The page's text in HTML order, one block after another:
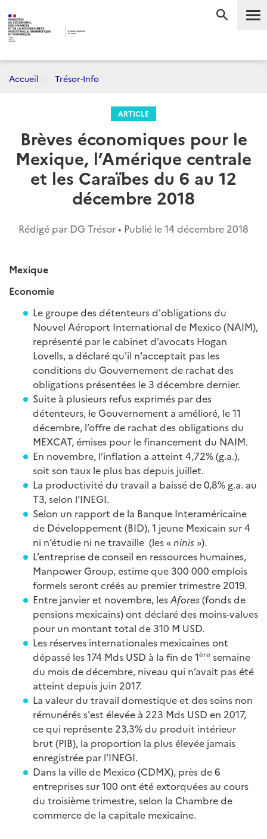
Accueil Trésor-Info
ARTICLE
Brèves économiques pour le
Mexique, l’Amérique centrale
et les Caraïbes du 6 au 12
décembre 2018
Rédigé par DG Trésor • Publié le14 décembre 2018
Mexique
Economie
Le groupe des détenteurs d'obligations du
Nouvel Aéroport International de Mexico (NAIM),
représenté par le cabinet d’avocats Hogan
Lovells, a déclaré qu'il n'acceptait pas les
conditions du Gouvernement de rachat des
obligations présentées le 3 décembre dernier.
Suite à plusieurs refus exprimés par des
détenteurs, le Gouvernement a amélioré, le 11
décembre, l’offre de rachat des obligations du
MEXCAT, émises pour le financement du NAIM.
En novembre, l’inflation a atteint 4,72% (g.a.),
soit son taux le plus bas depuis juillet.
La productivité du travail a baissé de 0,8% g.a. au
T3, selon l’INEGI.
Selon un rapport de la Banque Interaméricaine
de Développement (BID), 1 jeune Mexicain sur 4
ni n’étudie ni ne travaille (les « ninis »).
L’entreprise de conseil en ressources humaines,
Manpower Group, estime que 300 000 emplois
formels seront créés au premier trimestre 2019.
Entre janvier et novembre, lesAfores(fonds de
pensions mexicains) ont déclaré des moins-values
pour un montant total de 310 M USD.
Les réserves internationales mexicaines ont
dépassé les 174 Mds USD à la fin de 1ère semaine
du mois de décembre, niveau qui n’avait pas été
atteint depuis juin 2017.
La valeur du travail domestique et des soins non
rémunérés s'est élevée à 223 Mds USD en 2017,
ce qui représente 23,3% du produit intérieur
brut (PIB), la proportion la plus élevée jamais
enregistrée par l’INEGI.
Dans la ville de Mexico (CDMX), près de 6
entreprises sur 100 ont été extorquées au cours
du troisième trimestre, selon la Chambre de
commerce de la capitale mexicaine.